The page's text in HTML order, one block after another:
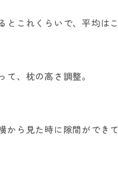
とこれくらいで、平均は
て、枕の高さ調整。
から見た時に隙間ができ